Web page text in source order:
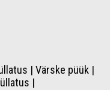
| Värske püük |
|